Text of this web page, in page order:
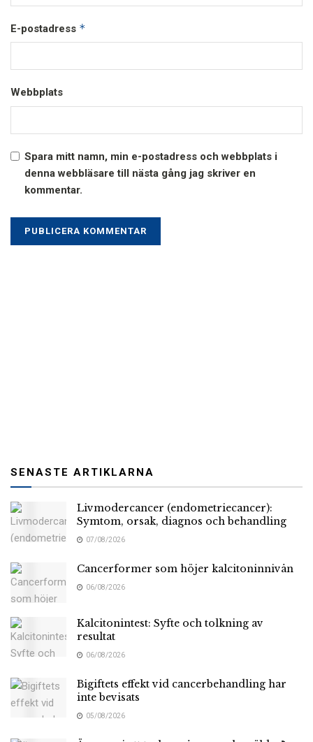
E-postadress *
Webbplats
Spara mitt namn, min e-postadress och webbplats i
denna webbläsare till nästa gång jag skriver en
kommentar.
SENASTE ARTIKLARNA
Livmodercancer (endometriecancer):
Symtom, orsak, diagnos och behandling
07/08/2026
Cancerformer som höjer kalcitoninnivån
06/08/2026
Kalcitonintest: Syfte och tolkning av
resultat
06/08/2026
Bigiftets effekt vid cancerbehandling har
inte bevisats
05/08/2026